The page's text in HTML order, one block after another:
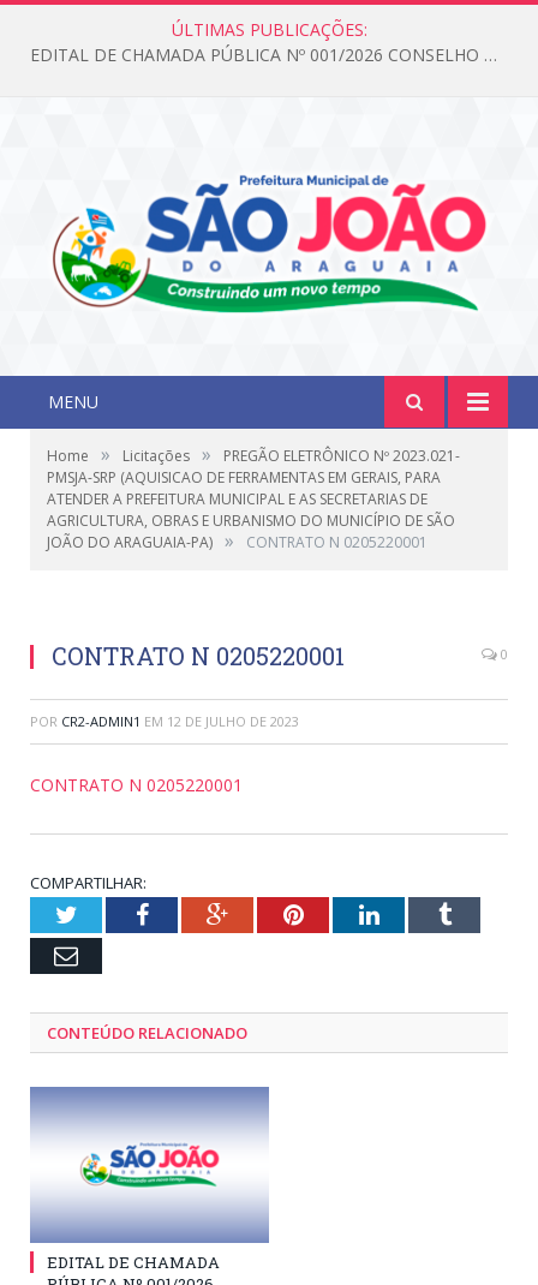
ÚLTIMAS PUBLICAÇÕES:
EDITAL DE CHAMADA PÚBLICA Nº 001/2026 CONSELHO DOS DIREITOS DA CRIANÇA E DO ADOLESCENTE
MENU
Home » Licitações »
PREGÃO ELETRÔNICO Nº 2023.021-
PMSJA-SRP (AQUISICAO DE FERRAMENTAS EM GERAIS, PARA
ATENDER A PREFEITURA MUNICIPAL E AS SECRETARIAS DE
AGRICULTURA, OBRAS E URBANISMO DO MUNICÍPIO DE SÃO
JOÃO DO ARAGUAIA-PA) » CONTRATO N 0205220001
CONTRATO N 0205220001 0
POR CR2-ADMIN1 EM 12 DE JULHO DE 2023
CONTRATO N 0205220001
COMPARTILHAR:
TwitterFacebookGoogle+PinterestLinkedInTumblr
Email
CONTEÚDO RELACIONADO
EDITAL DE CHAMADA